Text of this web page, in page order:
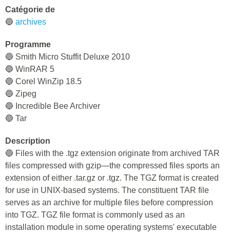
Catégorie de
🔵 archives
Programme
🔵 Smith Micro Stuffit Deluxe 2010
🔵 WinRAR 5
🔵 Corel WinZip 18.5
🔵 Zipeg
🔵 Incredible Bee Archiver
🔵 Tar
Description
🔵 Files with the .tgz extension originate from archived TAR
files compressed with gzip—the compressed files sports an
extension of either .tar.gz or .tgz. The TGZ format is created
for use in UNIX-based systems. The constituent TAR file
serves as an archive for multiple files before compression
into TGZ. TGZ file format is commonly used as an
installation module in some operating systems' executable